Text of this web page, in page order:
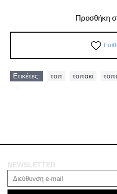
Προσθήκη
Ετικέτες: τοπ τοπακι
NEWSLETTER